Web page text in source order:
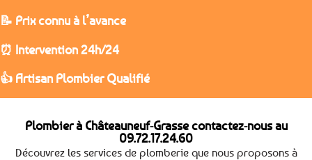
📝 Prix connu à l’avance
⏰ Intervention 24h/24
👍 Artisan Plombier Qualifié
Plombier à Châteauneuf-Grasse contactez-nous au
09.72.17.24.60
Découvrez les services de plomberie que nous proposons à